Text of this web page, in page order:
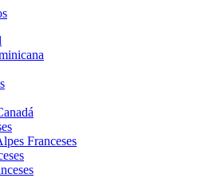
Franceses